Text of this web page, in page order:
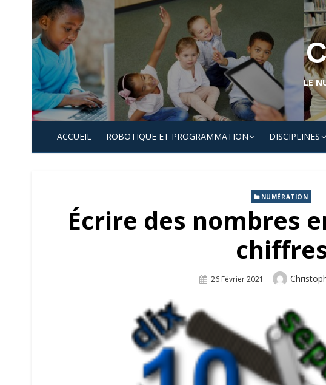
Skip
to
content
LE
ACCUEIL ROBOTIQUE ET PROGRAMMATION DISCIPLINES
NUMÉRATION
Écrire des nombres
Posted
26 Février 2021 Author